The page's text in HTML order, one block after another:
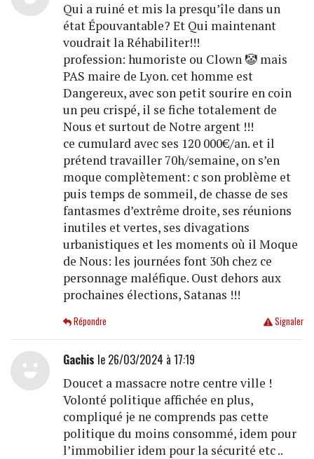
Qui a ruiné et mis la presqu’île dans un
état Épouvantable? Et Qui maintenant
voudrait la Réhabiliter!!!
profession: humoriste ou Clown 🤡 mais
PAS maire de Lyon. cet homme est
Dangereux, avec son petit sourire en coin
un peu crispé, il se fiche totalement de
Nous et surtout de Notre argent !!!
ce cumulard avec ses 120 000€/an. et il
prétend travailler 70h/semaine, on s’en
moque complètement: c son problème et
puis temps de sommeil, de chasse de ses
fantasmes d’extrême droite, ses réunions
inutiles et vertes, ses divagations
urbanistiques et les moments où il Moque
de Nous: les journées font 30h chez ce
personnage maléfique. Oust dehors aux
prochaines élections, Satanas !!!
Signaler
Répondre
Gachis le 26/03/2024 à 17:19
Doucet a massacre notre centre ville !
Volonté politique affichée en plus,
compliqué je ne comprends pas cette
politique du moins consommé, idem pour
l’immobilier idem pour la sécurité etc ..